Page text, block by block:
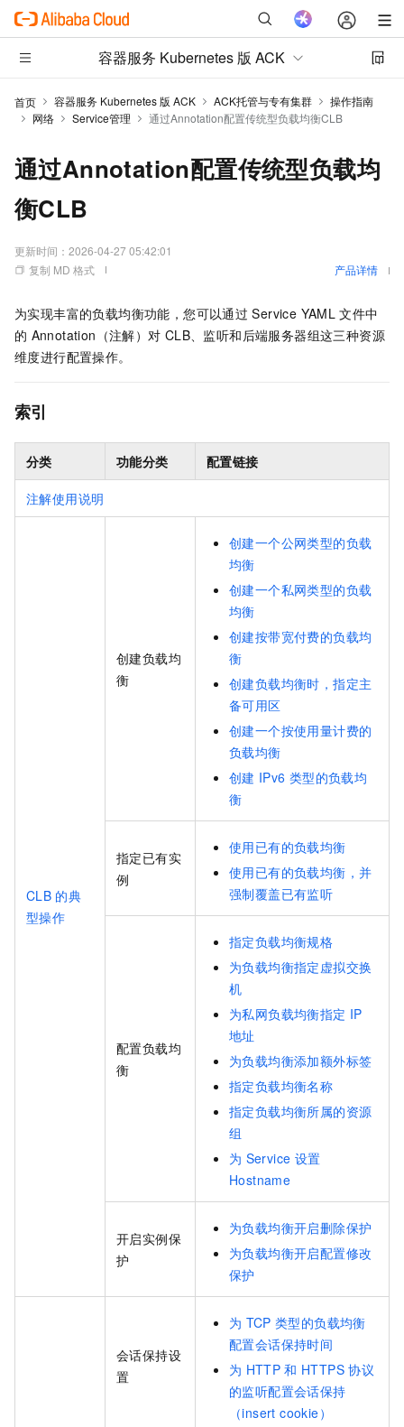
容器服务 Kubernetes 版 ACK
首页 容器服务 Kubernetes 版 ACK ACK托管与专有集群
操作指南
网络
Service管理 通过Annotation配置传统型负载均衡CLB
通过Annotation配置传统型负载均
衡CLB
更新时间： 2026-04-27 05:42:01
复制 MD 格式
产品详情
为实现丰富的负载均衡功能，您可以通过 Service YAML 文件中
的 Annotation（注解）对 CLB、监听和后端服务器组这三种资源
维度进行配置操作。
索引
分类 功能分类 配置链接
注解使用说明
CLB 的典
型操作
创建负载均
衡
创建一个公网类型的负载
均衡
创建一个私网类型的负载
均衡
创建按带宽付费的负载均
衡
创建负载均衡时，指定主
备可用区
创建一个按使用量计费的
负载均衡
创建 IPv6 类型的负载均
衡
指定已有实
例
使用已有的负载均衡
使用已有的负载均衡，并
强制覆盖已有监听
配置负载均
衡
指定负载均衡规格
为负载均衡指定虚拟交换
机
为私网负载均衡指定 IP
地址
为负载均衡添加额外标签
指定负载均衡名称
指定负载均衡所属的资源
组
为 Service 设置
Hostname
开启实例保
护
为负载均衡开启删除保护
为负载均衡开启配置修改
保护
会话保持设
置
为 TCP 类型的负载均衡
配置会话保持时间
为 HTTP 和 HTTPS 协议
的监听配置会话保持
（insert cookie）